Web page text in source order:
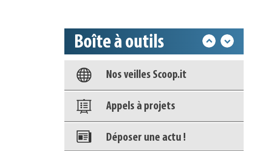
Boîte à outils
Nos veilles Scoop.it
Appels à projets
Déposer une actu !
Accéder à son compte - (Se